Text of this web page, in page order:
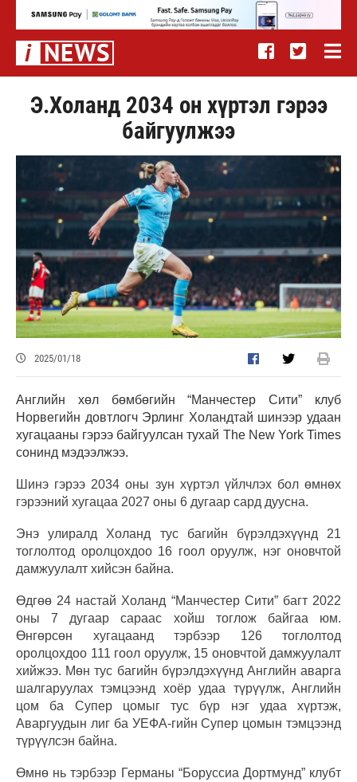
Э.Холанд 2034 он хүртэл гэрээ
байгуулжээ
2025/01/18
Английн хөл бөмбөгийн “Манчестер Сити” клуб
Норвегийн довтлогч Эрлинг Холандтай шинээр удаан
хугацааны гэрээ байгуулсан тухай The New York Times
сонинд мэдээлжээ.
Шинэ гэрээ 2034 оны зун хүртэл үйлчлэх бол өмнөх
гэрээний хугацаа 2027 оны 6 дугаар сард дуусна.
Энэ улиралд Холанд тус багийн бүрэлдэхүүнд 21
тоглолтод оролцохдоо 16 гоол оруулж, нэг оновчтой
дамжуулалт хийсэн байна.
Өдгөө 24 настай Холанд “Манчестер Сити” багт 2022
оны 7 дугаар сараас хойш тоглож байгаа юм.
Өнгөрсөн хугацаанд тэрбээр 126 тоглолтод
оролцохдоо 111 гоол оруулж, 15 оновчтой дамжуулалт
хийжээ. Мөн тус багийн бүрэлдэхүүнд Английн аварга
шалгаруулах тэмцээнд хоёр удаа түрүүлж, Английн
цом ба Супер цомыг тус бүр нэг удаа хүртэж,
Аваргуудын лиг ба УЕФА-гийн Супер цомын тэмцээнд
түрүүлсэн байна.
Өмнө нь тэрбээр Германы “Боруссиа Дортмунд” клубт